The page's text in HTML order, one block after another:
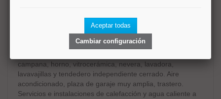
dormitorio principal en suite, en total dos cuartos de baño
completos con baños, amplio salón comedor muy luminoso
y con vistas, gran cocina con office también con
campana, horno, vitrocerámica, nevera, lavadora,
lavavajillas y tendedero independiente cerrado. Aire
acondicionado, plaza de garaje muy amplia, trastero.
Servicios e instalaciones de calefacción y agua caliente a
Aceptar todas
Cambiar configuración